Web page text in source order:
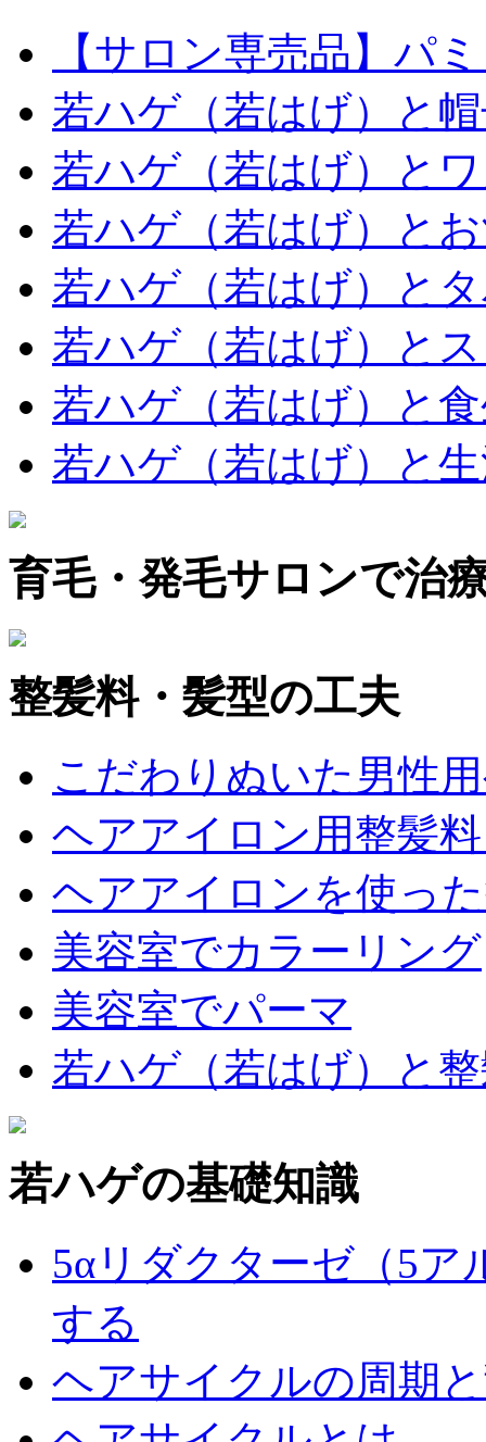
【サロン専売品】パ
若ハゲ（若はげ）と
若ハゲ（若はげ）と
若ハゲ（若はげ）と
若ハゲ（若はげ）と
若ハゲ（若はげ）と
若ハゲ（若はげ）と
若ハゲ（若はげ）と
育毛・発毛サロンで治
整髪料・髪型の工夫
こだわりぬいた男性
ヘアアイロン用整髪
ヘアアイロンを使っ
美容室でカラーリング
美容室でパーマ
若ハゲ（若はげ）と
若ハゲの基礎知識
5αリダクターゼ（5ア
する
ヘアサイクルの周期